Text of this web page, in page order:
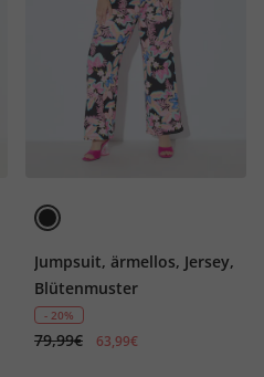
Jumpsuit, ärmellos, Jersey,
Blütenmuster
- 20%
79,99€ 63,99€